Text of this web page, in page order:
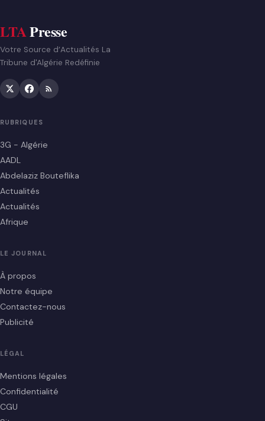
LTAPresse
Votre Source d’Actualités La
Tribune d'Algérie Redéfinie
RUBRIQUES
3G - Algérie
AADL
Abdelaziz Bouteflika
Actualités
Actualités
Afrique
LE JOURNAL
À propos
Notre équipe
Contactez-nous
Publicité
LÉGAL
Mentions légales
Confidentialité
CGU